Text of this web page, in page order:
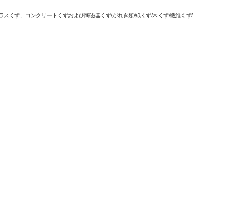
くず、コンクリートくずおよび陶磁器くず/がれき類/紙くず/木くず/繊維くず/